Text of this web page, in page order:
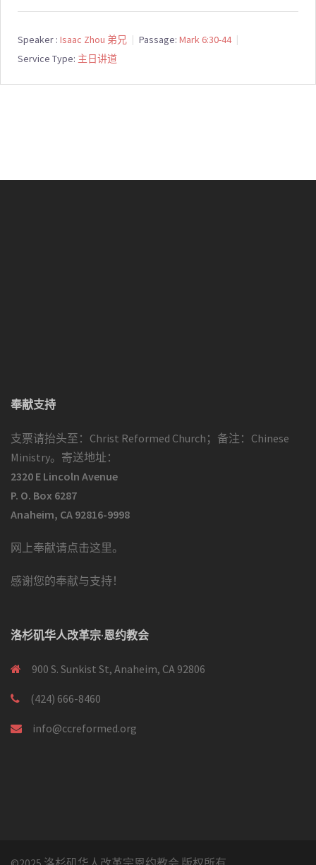
Speaker : Isaac Zhou 弟兄 Passage: Mark 6:30-44
Service Type: 主日讲道
奉献支持
支票请抬头至：Christ Reformed Church；备注：Chinese
Ministry。寄送地址：
2320 E Lincoln Avenue
P. O. Box 6287
Anaheim, CA 92816-9998
网上奉献请点击这里。
感谢您的奉献与支持！
洛杉矶华人改革宗·恩约教会
900 S. Sunkist St, Anaheim, CA 92806
(424) 666-8460
info@ccreformed.org